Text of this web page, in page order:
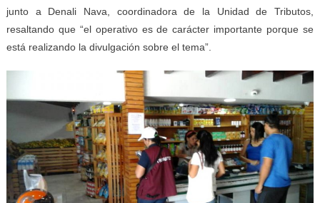
junto a Denali Nava, coordinadora de la Unidad de Tributos,
resaltando que “el operativo es de carácter importante porque se
está realizando la divulgación sobre el tema”.